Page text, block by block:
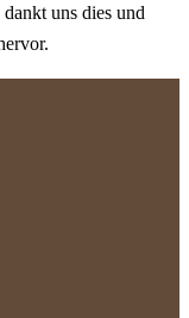
uns dies und